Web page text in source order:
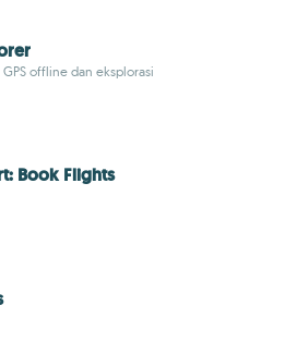
offline dan eksplorasi
Book Flights